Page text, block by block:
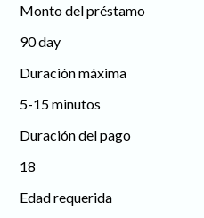
Monto del préstamo
90 day
Duración máxima
5-15 minutos
Duración del pago
18
Edad requerida